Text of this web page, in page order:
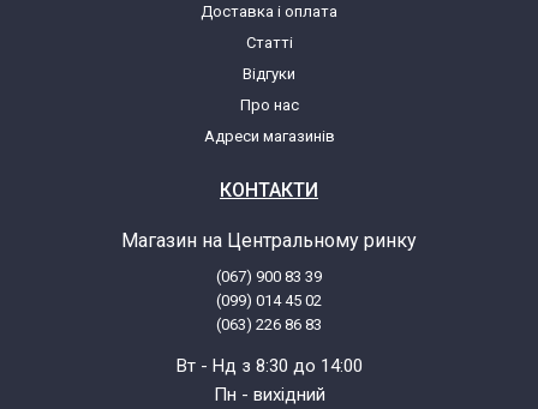
Доставка і оплата
Статті
Відгуки
Про нас
Адреси магазинів
КОНТАКТИ
Магазин на Центральному ринку
(067) 900 83 39
(099) 014 45 02
(063) 226 86 83
Вт - Нд з 8:30 до 14:00
Пн - вихідний